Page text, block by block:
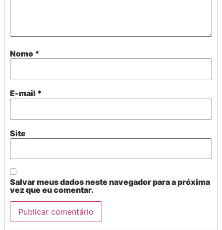
Nome *
E-mail *
Site
Salvar meus dados neste navegador para a próxima
vez que eu comentar.